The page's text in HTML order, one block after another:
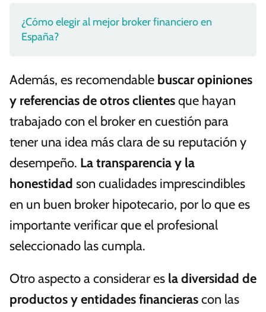
¿Cómo elegir al mejor broker financiero en
España?
Además, es recomendable buscar opiniones
y referencias de otros clientesque hayan
trabajado con el broker en cuestión para
tener una idea más clara de su reputación y
desempeño. La transparencia y la
honestidad son cualidades imprescindibles
en un buen broker hipotecario, por lo que es
importante verificar que el profesional
seleccionado las cumpla.
Otro aspecto a considerar es la diversidad de
productos y entidades financierascon las